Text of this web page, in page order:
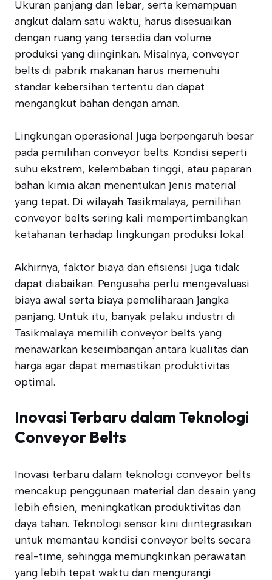
Ukuran panjang dan lebar, serta kemampuan
angkut dalam satu waktu, harus disesuaikan
dengan ruang yang tersedia dan volume
produksi yang diinginkan. Misalnya, conveyor
belts di pabrik makanan harus memenuhi
standar kebersihan tertentu dan dapat
mengangkut bahan dengan aman.
Lingkungan operasional juga berpengaruh besar
pada pemilihan conveyor belts. Kondisi seperti
suhu ekstrem, kelembaban tinggi, atau paparan
bahan kimia akan menentukan jenis material
yang tepat. Di wilayah Tasikmalaya, pemilihan
conveyor belts sering kali mempertimbangkan
ketahanan terhadap lingkungan produksi lokal.
Akhirnya, faktor biaya dan efisiensi juga tidak
dapat diabaikan. Pengusaha perlu mengevaluasi
biaya awal serta biaya pemeliharaan jangka
panjang. Untuk itu, banyak pelaku industri di
Tasikmalaya memilih conveyor belts yang
menawarkan keseimbangan antara kualitas dan
harga agar dapat memastikan produktivitas
optimal.
Inovasi Terbaru dalam Teknologi
Conveyor Belts
Inovasi terbaru dalam teknologi conveyor belts
mencakup penggunaan material dan desain yang
lebih efisien, meningkatkan produktivitas dan
daya tahan. Teknologi sensor kini diintegrasikan
untuk memantau kondisi conveyor belts secara
real-time, sehingga memungkinkan perawatan
yang lebih tepat waktu dan mengurangi